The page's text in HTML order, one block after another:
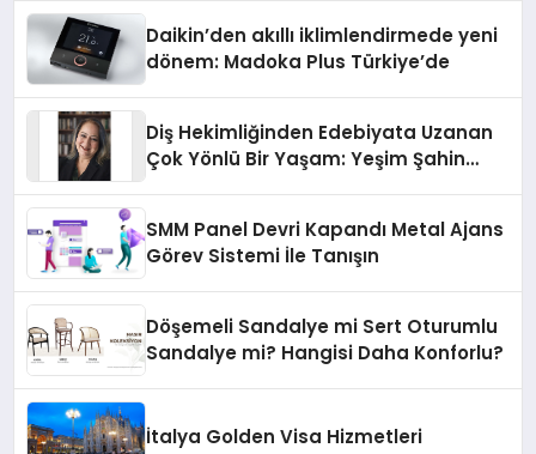
Daikin’den akıllı iklimlendirmede yeni
dönem: Madoka Plus Türkiye’de
Diş Hekimliğinden Edebiyata Uzanan
Çok Yönlü Bir Yaşam: Yeşim Şahin
SMM Panel Devri Kapandı Metal Ajans
Görev Sistemi İle Tanışın
Döşemeli Sandalye mi Sert Oturumlu
Sandalye mi? Hangisi Daha Konforlu?
İtalya Golden Visa Hizmetleri